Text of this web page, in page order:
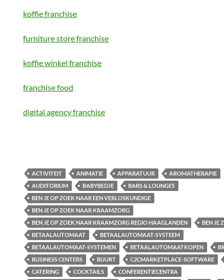
koffie franchise
furniture store franchise
koffie winkel franchise
franchise food
digital agency franchise
ACTIVITEIT ANIMATIE APPARATUUR
AROMATHERAPIE
AUDITORIUM
BABYBEDJE
BARS & LOUNGES
BEN JE OP ZOEK NAAR EEN VERLOSKUNDIGE
BEN JE OP ZOEK NAAR KRAAMZORG
BEN JE OP ZOEK NAAR KRAAMZORG REGIO HAAGLANDEN
BEN JE
BETAALAUTOMAAT
BETAALAUTOMAAT-SYSTEEM
BETAALAUTOMAAT-SYSTEMEN
BETAALAUTOMAATKOPEN
BUSINESS CENTERS
BUURT
C2CMARKETPLACE-SOFTWARE
CATERING
COCKTAILS
CONFERENTIECENTRA